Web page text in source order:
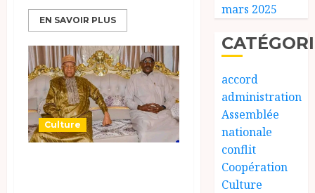
EN SAVOIR PLUS
Culture
mars 2025
accord
administration
Assemblée
nationale
conflit
Coopération
Culture